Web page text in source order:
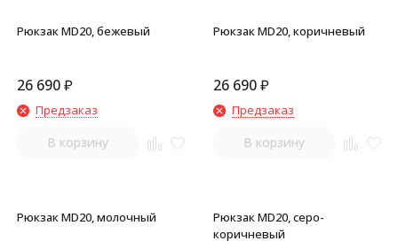
Рюкзак MD20, бежевый
26 690₽
Предзаказ
В корзину
Рюкзак MD20, коричневый
26 690₽
Предзаказ
В корзину
Рюкзак MD20, молочный
Рюкзак MD20, серо-
коричневый